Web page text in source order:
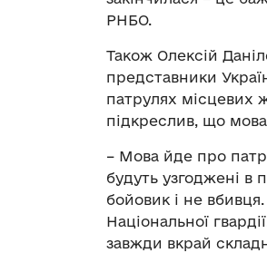
РНБО.
Також Олексій
представники
патрулях місцевих
підкреслив, що
– Мова йде про
будуть узгоджені в
бойовик і не
Національної
завжди вкрай